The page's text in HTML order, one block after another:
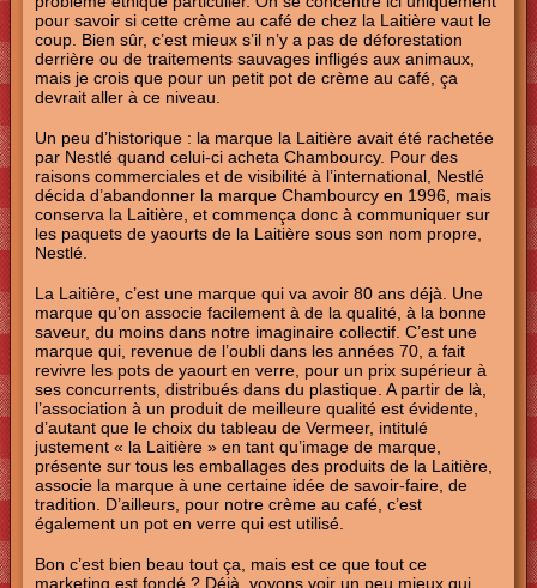
pour savoir si cette crème au café de chez la Laitière vaut le
coup. Bien sûr, c’est mieux s’il n’y a pas de déforestation
derrière ou de traitements sauvages infligés aux animaux,
mais je crois que pour un petit pot de crème au café, ça
devrait aller à ce niveau.
Un peu d’historique : la marque la Laitière avait été rachetée
par Nestlé quand celui-ci acheta Chambourcy. Pour des
raisons commerciales et de visibilité à l’international, Nestlé
décida d’abandonner la marque Chambourcy en 1996, mais
conserva la Laitière, et commença donc à communiquer sur
les paquets de yaourts de la Laitière sous son nom propre,
Nestlé.
La Laitière, c’est une marque qui va avoir 80 ans déjà. Une
marque qu’on associe facilement à de la qualité, à la bonne
saveur, du moins dans notre imaginaire collectif. C’est une
marque qui, revenue de l’oubli dans les années 70, a fait
revivre les pots de yaourt en verre, pour un prix supérieur à
ses concurrents, distribués dans du plastique. A partir de là,
l’association à un produit de meilleure qualité est évidente,
d’autant que le choix du tableau de Vermeer, intitulé
justement « la Laitière » en tant qu’image de marque,
présente sur tous les emballages des produits de la Laitière,
associe la marque à une certaine idée de savoir-faire, de
tradition. D’ailleurs, pour notre crème au café, c’est
également un pot en verre qui est utilisé.
Bon c’est bien beau tout ça, mais est ce que tout ce
marketing est fondé ? Déjà, voyons voir un peu mieux qui